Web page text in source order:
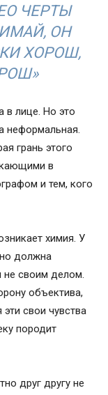
ЧЕРТЫ
ОН
ХОРОШ,
в лице. Но это
неформальная.
грань этого
в
и тем, кого
химия. У
должна
не своим делом.
объектива,
свои чувства
породит
друг другу не